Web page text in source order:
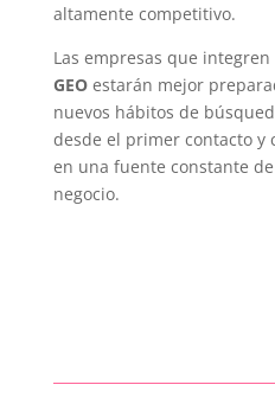
altamente competitivo.
Las empresas que
GEOestarán mejor
nuevos hábitos de
desde el primer contacto y
en una fuente constante
negocio.